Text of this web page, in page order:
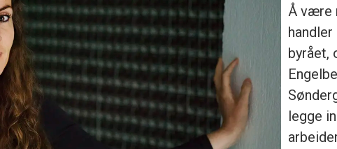
Å være
byrået,
legge